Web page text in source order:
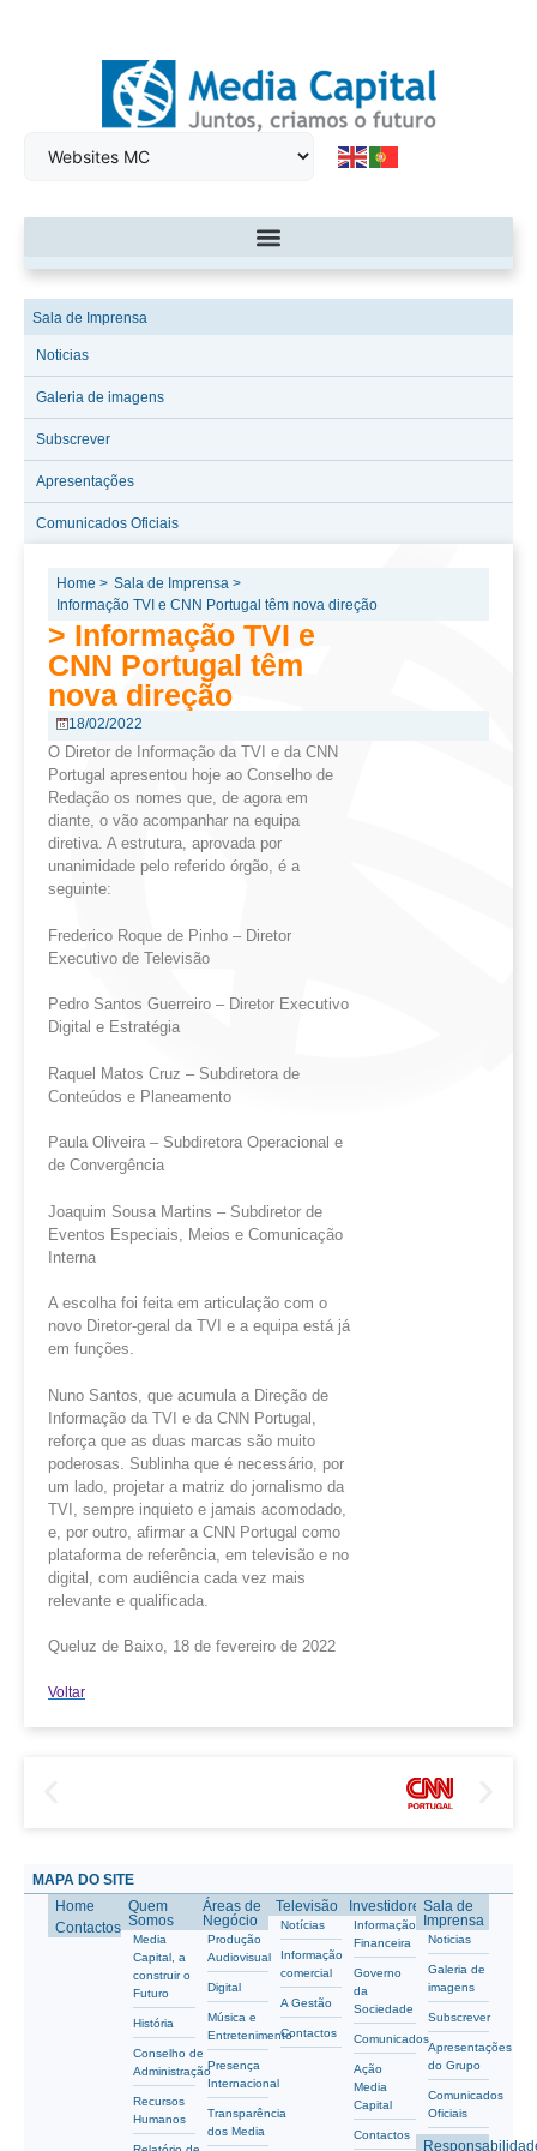
Sala de Imprensa
Noticias
Galeria de imagens
Subscrever
Apresentações
Comunicados Oficiais
Home > Sala de Imprensa >
Informação TVI e CNN Portugal têm nova direção
> Informação TVI e
CNN Portugal têm
nova direção
18/02/2022
O Diretor de Informação da TVI e da CNN
Portugal apresentou hoje ao Conselho de
Redação os nomes que, de agora em
diante, o vão acompanhar na equipa
diretiva. A estrutura, aprovada por
unanimidade pelo referido órgão, é a
seguinte:
Frederico Roque de Pinho – Diretor
Executivo de Televisão
Pedro Santos Guerreiro – Diretor Executivo
Digital e Estratégia
Raquel Matos Cruz – Subdiretora de
Conteúdos e Planeamento
Paula Oliveira – Subdiretora Operacional e
de Convergência
Joaquim Sousa Martins – Subdiretor de
Eventos Especiais, Meios e Comunicação
Interna
A escolha foi feita em articulação com o
novo Diretor-geral da TVI e a equipa está já
em funções.
Nuno Santos, que acumula a Direção de
Informação da TVI e da CNN Portugal,
reforça que as duas marcas são muito
poderosas. Sublinha que é necessário, por
um lado, projetar a matriz do jornalismo da
TVI, sempre inquieto e jamais acomodado,
e, por outro, afirmar a CNN Portugal como
plataforma de referência, em televisão e no
digital, com audiência cada vez mais
relevante e qualificada.
Queluz de Baixo, 18 de fevereiro de 2022
Voltar
MAPA DO SITE
Home
Contactos
Quem
Somos
Media
Capital, a
construir o
Futuro
História
Conselho de
Administração
Recursos
Humanos
Áreas de
Negócio
Produção
Audiovisual
Digital
Música e
Entretenimento
Presença
Internacional
Transparência
dos Media
Televisão
Notícias
Informação
comercial
A Gestão
Contactos
Investidores
Informação
Financeira
Governo
da
Sociedade
Comunicados
Ação
Media
Capital
Contactos
Sala de
Imprensa
Noticias
Galeria de
imagens
Subscrever
Apresentações
do Grupo
Comunicados
Oficiais